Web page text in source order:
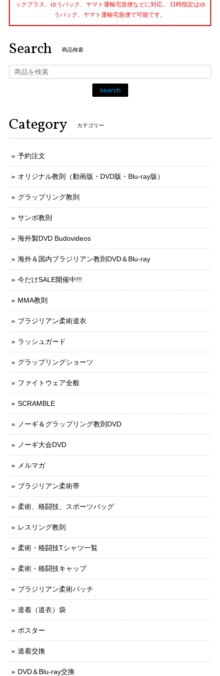
ックプラス、ゆうパック、ヤマト運輸宅急便などに対応。 日時指定はゆ
うパック、ヤマト運輸宅急便で可能です。
Search 商品検索
search
Category カテゴリー
予約注文
オリジナル教則（動画版・DVD版・Blu-ray版）
グラップリング教則
サンボ教則
海外製DVD Budovideos
海外＆国内ブラジリアン教則DVD＆Blu-ray
今だけSALE開催中!!!
MMA教則
ブラジリアン柔術道衣
ラッシュガード
グラップリングショーツ
ファイトウェア全般
SCRAMBLE
ノーギ＆グラップリング教則DVD
ノーギ大会DVD
メルマガ
ブラジリアン柔術帯
柔術、格闘技、スポーツバッグ
レスリング教則
柔術・格闘技Tシャツ一覧
柔術・格闘技キャップ
ブラジリアン柔術パッチ
道着（道衣）袋
ポスター
道着交換
DVD＆Blu-ray交換